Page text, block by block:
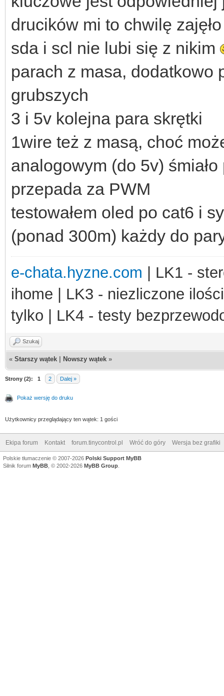
drucików mi to chwilę zajęło
sda i scl nie lubi się z nikim
parach z masa, dodatkowo
grubszych
3 i 5v kolejna para skrętki
1wire też z masą, choć
analogowym (do 5v)
przepada za PWM
testowałem oled po cat6 i
(ponad 300m) każdy do
e-chata.hyzne.com | LK1 -
ihome | LK3 - niezliczone
tylko | LK4 - testy
Szukaj
« Starszy wątek Nowszy wątek »
Strony (2): 1 2 Dalej »
Pokaż wersję do druku
Użytkownicy przeglądający ten wątek: 1 gości
Ekipa forum Kontakt forum.tinycontrol.pl Wróć do góry Wersja bez grafiki
Polskie tłumaczenie © 2007-2026 Polski Support MyBB
Silnik forum MyBB , © 2002-2026 MyBB Group